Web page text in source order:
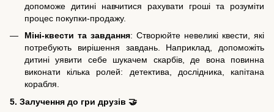
допоможе дитині навчитися рахувати гроші та розуміти
процес покупки-продажу.
Міні-квести та завдання: Створюйте невеликі квести, які
потребують вирішення завдань. Наприклад, допоможіть
дитині уявити себе шукачем скарбів, де вона повинна
виконати кілька ролей: детектива, дослідника, капітана
корабля.
5. Залучення до гри друзів 🤝